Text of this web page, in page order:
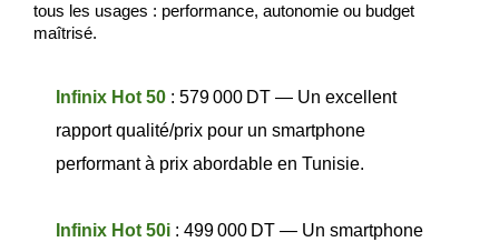
tous les usages : performance, autonomie ou budget
maîtrisé.
Infinix Hot 50 : 579 000 DT — Un excellent
rapport qualité/prix pour un smartphone
performant à prix abordable en Tunisie.
Infinix Hot 50i : 499 000 DT — Un smartphone